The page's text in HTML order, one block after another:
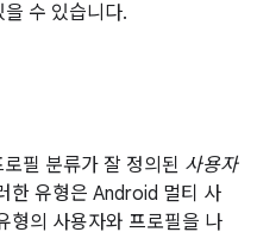
수 있습니다.
필 분류가 잘 정의된 사용자
한 유형은 Android 멀티 사
형의 사용자와 프로필을 나